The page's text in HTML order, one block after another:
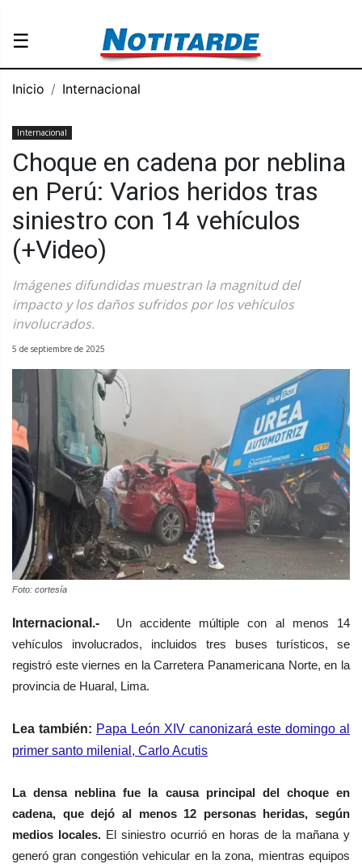
☰
Inicio Internacional
Internacional
Choque en cadena por neblina
en Perú: Varios heridos tras
siniestro con 14 vehículos
(+Video)
Imágenes difundidas muestran la magnitud del
impacto y los daños sufridos por los vehículos
involucrados.
5 de septiembre de 2025
Foto: cortesía
Internacional.-
Un accidente múltiple con al menos 14
vehículos involucrados, incluidos tres buses turísticos, se
registró este viernes en la Carretera Panamericana Norte, en la
provincia de Huaral, Lima.
Lea también: Papa León XIV canonizará este domingo al
primer santo milenial, Carlo Acutis
La densa neblina fue la causa principal del choque en
cadena, que dejó al menos 12 personas heridas, según
medios locales. El siniestro ocurrió en horas de la mañana y
generó gran congestión vehicular en la zona, mientras equipos